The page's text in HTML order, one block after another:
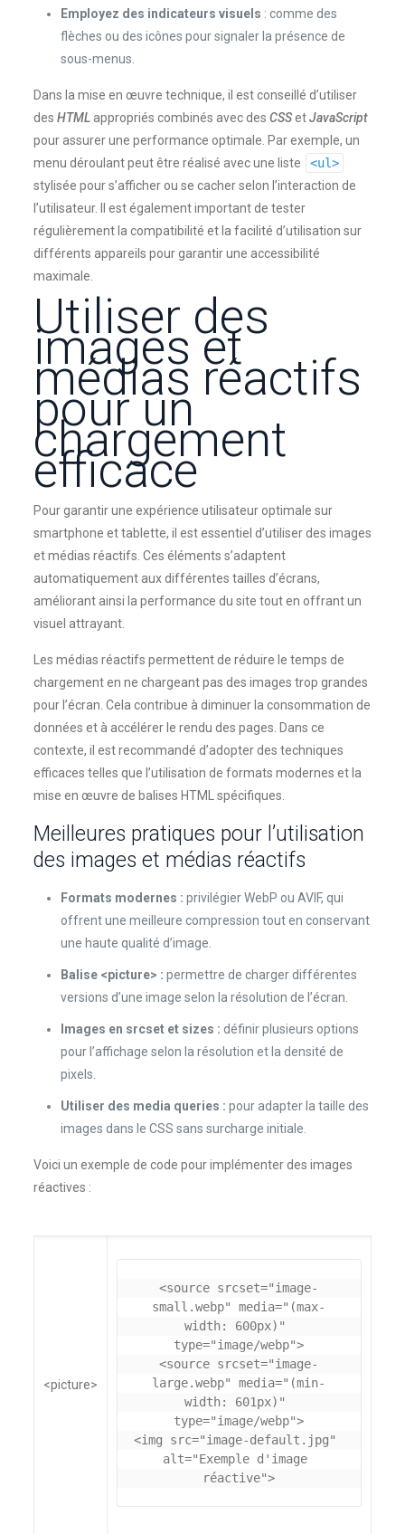
Employez des indicateurs visuels : comme des
flèches ou des icônes pour signaler la présence de
sous-menus.
Dans la mise en œuvre technique, il est conseillé d’utiliser
des HTMLappropriés combinés avec des CSSetJavaScript
pour assurer une performance optimale. Par exemple, un
menu déroulant peut être réalisé avec une liste
<ul>
stylisée pour s’afficher ou se cacher selon l’interaction de
l’utilisateur. Il est également important de tester
régulièrement la compatibilité et la facilité d’utilisation sur
différents appareils pour garantir une accessibilité
maximale.
Utiliser des
images et
médias réactifs
pour un
chargement
efficace
Pour garantir une expérience utilisateur optimale sur
smartphone et tablette, il est essentiel d’utiliser des images
et médias réactifs. Ces éléments s’adaptent
automatiquement aux différentes tailles d’écrans,
améliorant ainsi la performance du site tout en offrant un
visuel attrayant.
Les médias réactifs permettent de réduire le temps de
chargement en ne chargeant pas des images trop grandes
pour l’écran. Cela contribue à diminuer la consommation de
données et à accélérer le rendu des pages. Dans ce
contexte, il est recommandé d’adopter des techniques
efficaces telles que l’utilisation de formats modernes et la
mise en œuvre de balises HTML spécifiques.
Meilleures pratiques pour l’utilisation
des images et médias réactifs
Formats modernes : privilégier WebP ou AVIF, qui
offrent une meilleure compression tout en conservant
une haute qualité d’image.
Balise <picture> : permettre de charger différentes
versions d’une image selon la résolution de l’écran.
Images en srcset et sizes : définir plusieurs options
pour l’affichage selon la résolution et la densité de
pixels.
Utiliser des media queries : pour adapter la taille des
images dans le CSS sans surcharge initiale.
Voici un exemple de code pour implémenter des images
réactives :
<picture>
<source srcset="image-
small.webp" media="(max-
width: 600px)"
type="image/webp">
<source srcset="image-
large.webp" media="(min-
width: 601px)"
type="image/webp">
<img src="image-default.jpg"
alt="Exemple d'image